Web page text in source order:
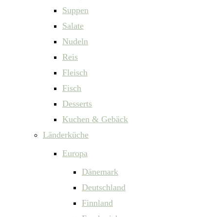
Suppen
Salate
Nudeln
Reis
Fleisch
Fisch
Desserts
Kuchen & Gebäck
Länderküche
Europa
Dänemark
Deutschland
Finnland